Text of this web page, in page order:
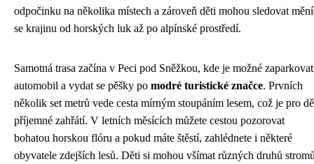
odpočinku na několika místech a zároveň děti mohou sledovat
se krajinu od horských luk až po alpínské prostředí.
Samotná trasa začína v Peci pod Sněžkou, kde je možné zaparkovat
automobil a vydat se pěšky po modré turistické značce. Prvních
několik set metrů vede cesta mírným stoupáním lesem, což je pro
příjemné zahřátí. V letních měsících můžete cestou pozorovat
bohatou horskou flóru a pokud máte štěstí, zahlédnete i některé
obyvatele zdejších lesů. Děti si mohou všímat různých druhů